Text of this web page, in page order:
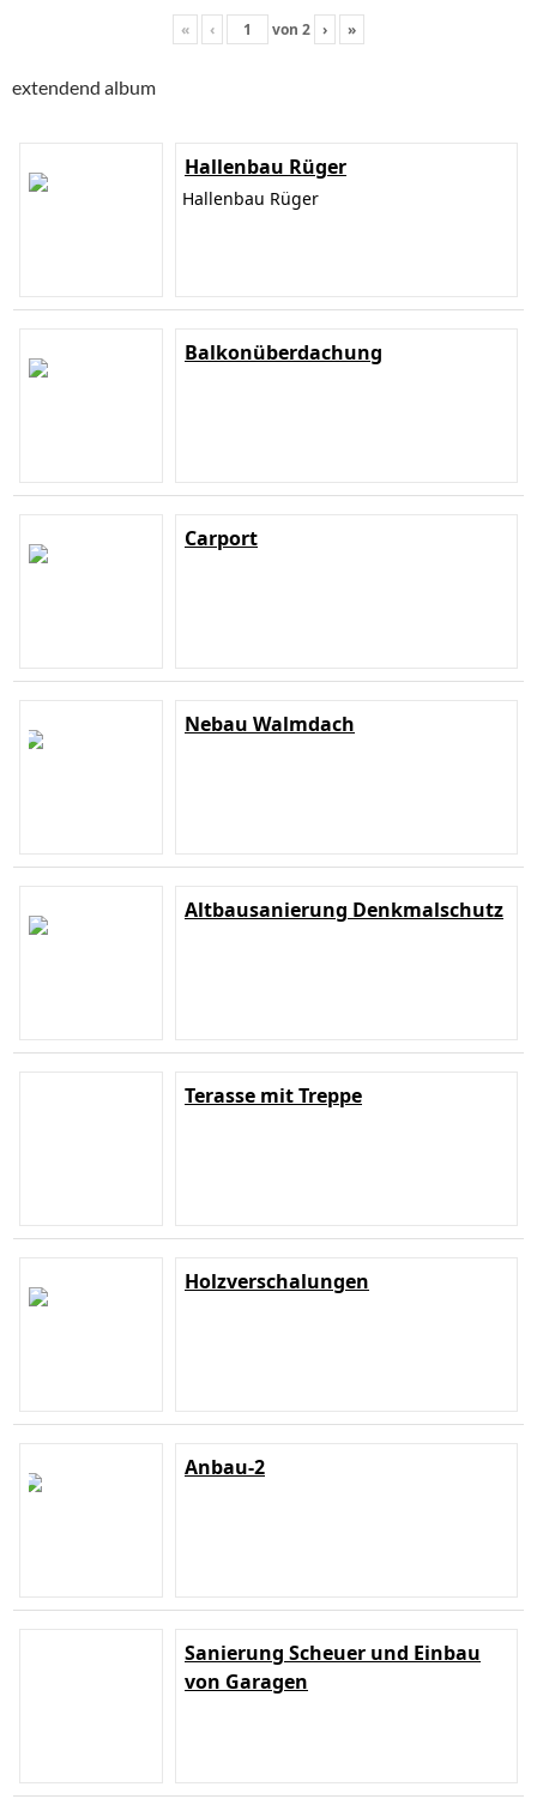
« ‹ von 2 › »
extendend album
Hallenbau Rüger
Hallenbau Rüger
Balkonüberdachung
Carport
Nebau Walmdach
Altbausanierung Denkmalschutz
Terasse mit Treppe
Holzverschalungen
Anbau-2
Sanierung Scheuer und Einbau
von Garagen